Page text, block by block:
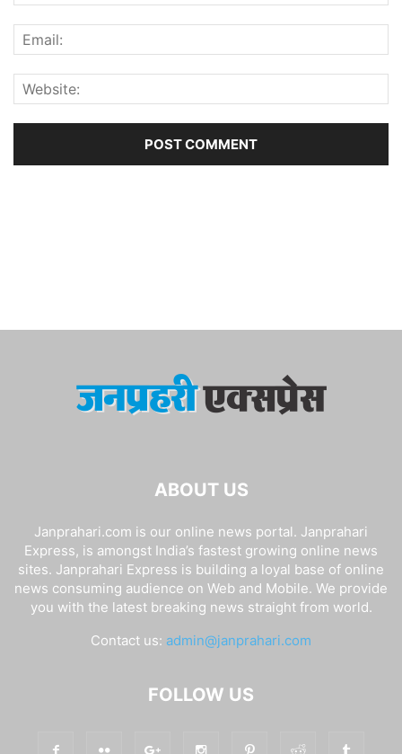
ABOUT US
Janprahari.com is our online news portal. Janprahari
Express, is amongst India’s fastest growing online news
sites. Janprahari Express is building a loyal base of online
news consuming audience on Web and Mobile. We provide
you with the latest breaking news straight from world.
Contact us: admin@janprahari.com
FOLLOW US